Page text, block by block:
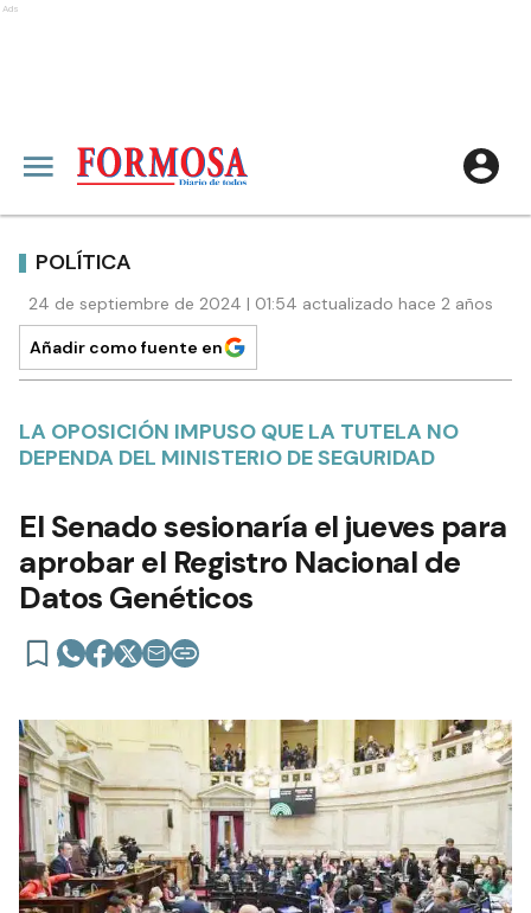
Ads
POLÍTICA
24 de septiembre de 2024 | 01:54 actualizado hace 2 años
Añadir como fuente en
LA OPOSICIÓN IMPUSO QUE LA TUTELA NO
DEPENDA DEL MINISTERIO DE SEGURIDAD
El Senado sesionaría el jueves para
aprobar el Registro Nacional de
Datos Genéticos